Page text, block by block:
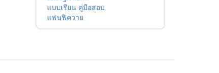
แบบเรียน คู่มือสอบ
แฟนฟิควาย